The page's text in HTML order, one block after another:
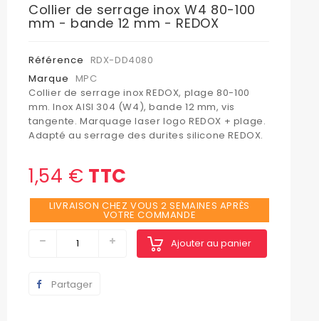
Collier de serrage inox W4 80-100
mm - bande 12 mm - REDOX
Référence
RDX-DD4080
Marque
MPC
Collier de serrage inox REDOX, plage 80-100
mm. Inox AISI 304 (W4), bande 12 mm, vis
tangente. Marquage laser logo REDOX + plage.
Adapté au serrage des durites silicone REDOX.
1,54 € TTC
LIVRAISON CHEZ VOUS 2 SEMAINES APRÈS
VOTRE COMMANDE
Ajouter au panier
Partager